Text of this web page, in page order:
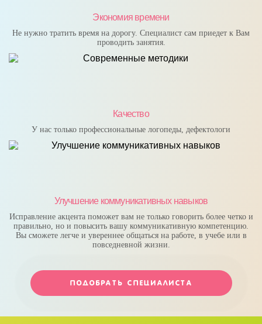
Экономия времени
Не нужно тратить время на дорогу. Специалист сам приедет к Вам
проводить занятия.
Качество
У нас только профессиональные логопеды, дефектологи
Улучшение коммуникативных навыков
Исправление акцента поможет вам не только говорить более четко и
правильно, но и повысить вашу коммуникативную компетенцию.
Вы сможете легче и увереннее общаться на работе, в учебе или в
повседневной жизни.
ПОДОБРАТЬ СПЕЦИАЛИСТА